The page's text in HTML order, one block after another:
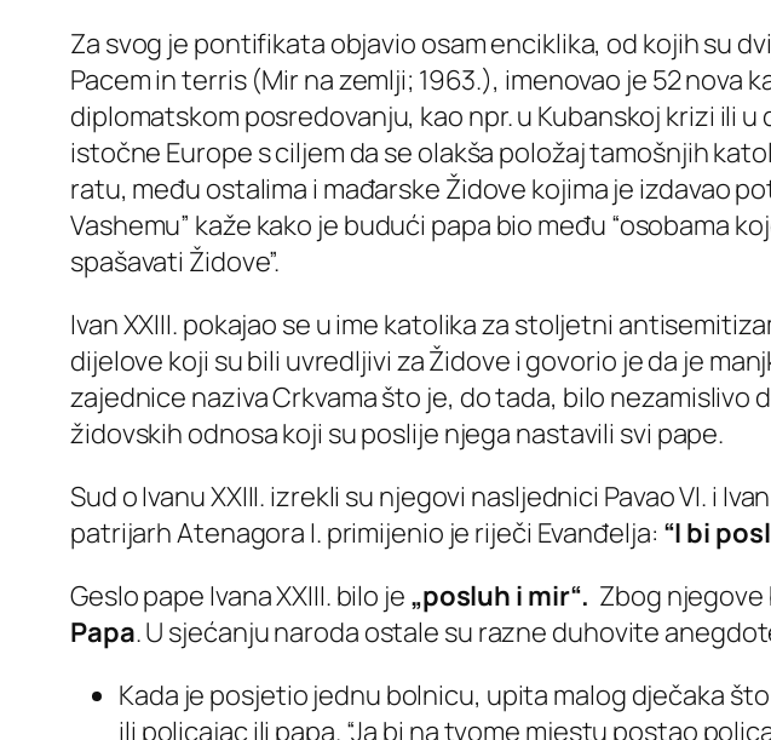
Za svog je pontifikata objavio osam enciklika, od kojih su
Pacem in terris(Mir na zemlji; 1963.), imenovao je 52 nova
diplomatskom posredovanju, kao npr. u Kubanskoj krizi ili
istočne Europe s ciljem da se olakša položaj tamošnjih
ratu, među ostalima i mađarske Židove kojima je izdavao
Vashemu” kaže kako je budući papa bio među “osobama
spašavati Židove”.
Ivan XXIII. pokajao se u ime katolika za stoljetni
dijelove koji su bili uvredljivi za Židove i govorio je da je
zajednice naziva Crkvama što je, do tada, bilo
židovskih odnosa koji su poslije njega nastavili svi pape.
Sud o Ivanu XXIII. izrekli su njegovi nasljednici Pavao VI. i
patrijarh Atenagora I. primijenio je riječi Evanđelja: “I bi
Geslo pape Ivana XXIII. bilo je „posluh i mir“. Zbog
Papa. U sjećanju naroda ostale su razne duhovite
Kada je posjetio jednu bolnicu, upita malog dječaka
ili policajac ili papa. “Ja bi na tvome mjestu postao